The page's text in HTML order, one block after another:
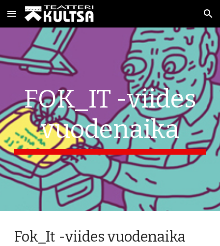
Skip to main content Skip to navigation
FOK_IT -viides
vuodenaika
Fok_It -viides vuodenaika